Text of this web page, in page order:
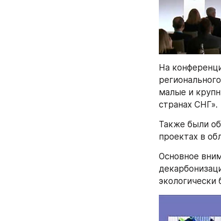
На
малые и
странах СНГ».
Также были
проектах в
Основное
экологически